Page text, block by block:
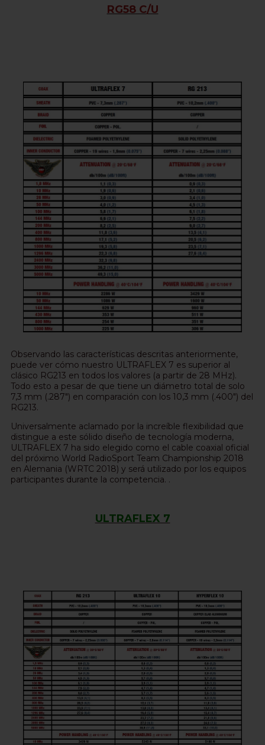
RG58 C/U
Observando las características descritas anteriormente,
puede ver cómo nuestro ULTRAFLEX 7 es superior al
clásico RG213 en todos los valores (a partir de 28 MHz).
Todo esto a pesar de que tiene un diámetro total de solo
7,3 mm (.287") en comparación con los 10,3 mm (.400") del
RG213.
Universalmente aclamado por la increíble flexibilidad que
distingue a este sólido diseño de tecnología moderna,
ULTRAFLEX 7 ha sido elegido como el cable coaxial oficial
del próximo World RadioSport Team Championship 2018
en Alemania (WRTC 2018) y será utilizado por los equipos
participantes durante la competencia. .
ULTRAFLEX 7